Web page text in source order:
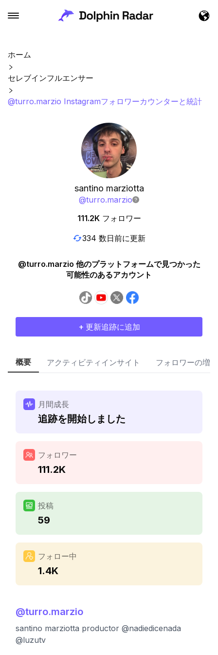
ホーム
セレブインフルエンサー
@turro.marzio Instagramフォロワーカウンターと統計
santino marziotta
@turro.marzio
111.2K フォロワー
334 数日前に更新
@turro.marzio 他のプラットフォームで見つかった
可能性のあるアカウント
+ 更新追跡に追加
概要 アクティビティインサイト フォロワーの増加
月間成長
追跡を開始しました
フォロワー
111.2K
投稿
59
フォロー中
1.4K
@turro.marzio
santino marziotta productor @nadiedicenada
@luzutv